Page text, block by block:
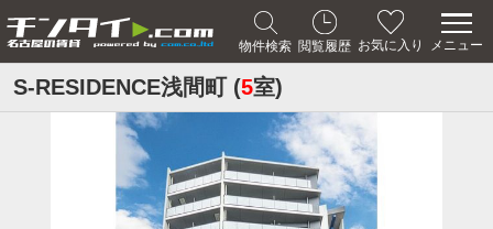
物件検索 閲覧履歴 お気に入り メニュー
S-RESIDENCE浅間町 (5室)